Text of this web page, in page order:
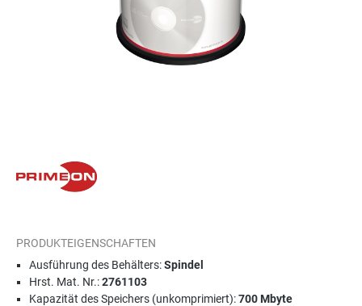
PRODUKTEIGENSCHAFTEN
Ausführung des Behälters:Spindel
Hrst. Mat. Nr.:2761103
Kapazität des Speichers (unkomprimiert):700 Mbyte